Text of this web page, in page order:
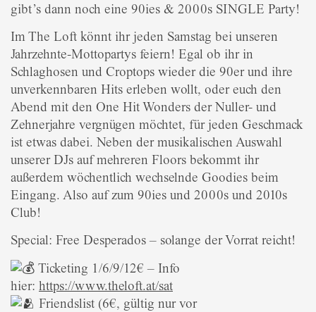
gibt’s dann noch eine 90ies & 2000s SINGLE Party!
Im The Loft könnt ihr jeden Samstag bei unseren
Jahrzehnte-Mottopartys feiern! Egal ob ihr in
Schlaghosen und Croptops wieder die 90er und ihre
unverkennbaren Hits erleben wollt, oder euch den
Abend mit den One Hit Wonders der Nuller- und
Zehnerjahre vergnügen möchtet, für jeden Geschmack
ist etwas dabei. Neben der musikalischen Auswahl
unserer DJs auf mehreren Floors bekommt ihr
außerdem wöchentlich wechselnde Goodies beim
Eingang. Also auf zum 90ies und 2000s und 2010s
Club!
Special: Free Desperados – solange der Vorrat reicht!
Ticketing 1/6/9/12€ – Info
hier: https://www.theloft.at/sat
Friendslist (6€, gültig nur vor